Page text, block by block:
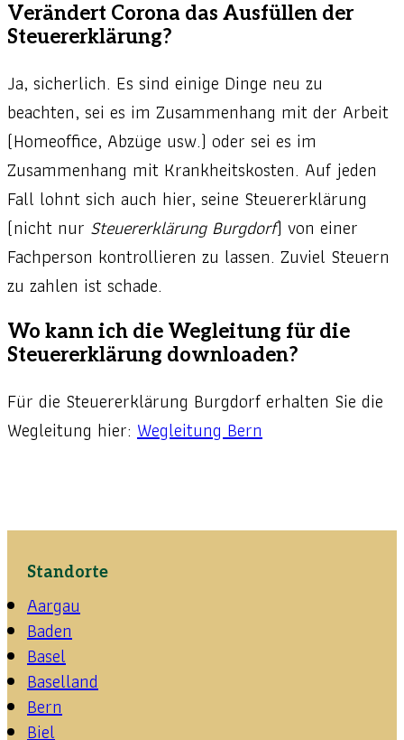
Verändert Corona das Ausfüllen der
Steuererklärung?
Ja, sicherlich. Es sind einige Dinge neu zu
beachten, sei es im Zusammenhang mit der Arbeit
(Homeoffice, Abzüge usw.) oder sei es im
Zusammenhang mit Krankheitskosten. Auf jeden
Fall lohnt sich auch hier, seine Steuererklärung
(nicht nur Steuererklärung Burgdorf) von einer
Fachperson kontrollieren zu lassen. Zuviel Steuern
zu zahlen ist schade.
Wo kann ich die Wegleitung für die
Steuererklärung downloaden?
Für die Steuererklärung Burgdorf erhalten Sie die
Wegleitung hier: Wegleitung Bern
Standorte
Aargau
Baden
Basel
Baselland
Bern
Biel